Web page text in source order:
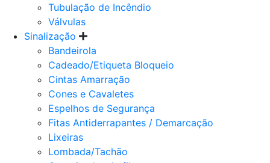
Tubulação de Incêndio
Válvulas
Sinalização
Bandeirola
Cadeado/Etiqueta Bloqueio
Cintas Amarração
Cones e Cavaletes
Espelhos de Segurança
Fitas Antiderrapantes / Demarcação
Lixeiras
Lombada/Tachão